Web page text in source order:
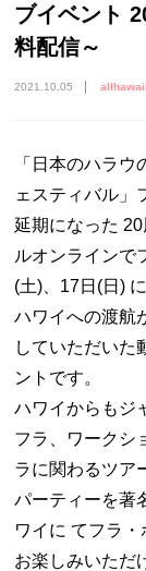
ブイベント
料配信～
2021.10.05 allhawaii
「日本のハラ
ェスティバル」
延期になった
ルオンラインで
(土)、17日(日)
ハワイへの渡航
していただいた
ントです。
ハワイからもジ
フラ、ワークシ
ラに関わるツア
パーティーを著
ワイに てフラ
お楽しみいただ